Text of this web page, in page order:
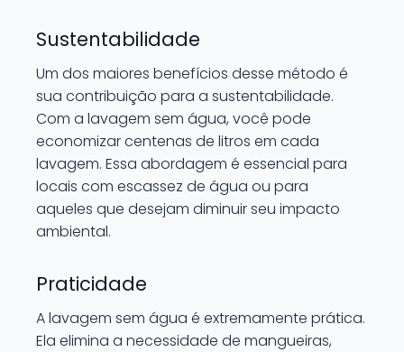
Sustentabilidade
Um dos maiores benefícios desse método é
sua contribuição para a sustentabilidade.
Com a lavagem sem água, você pode
economizar centenas de litros em cada
lavagem. Essa abordagem é essencial para
locais com escassez de água ou para
aqueles que desejam diminuir seu impacto
ambiental.
Praticidade
A lavagem sem água é extremamente prática.
Ela elimina a necessidade de mangueiras,